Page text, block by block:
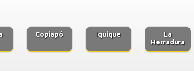
Copiapó Iquique
La
Herradura